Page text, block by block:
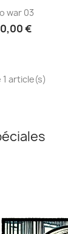
rapide
war 03
€
1 article(s)